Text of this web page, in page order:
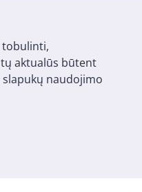
tobulinti,
aktualūs būtent
naudojimo